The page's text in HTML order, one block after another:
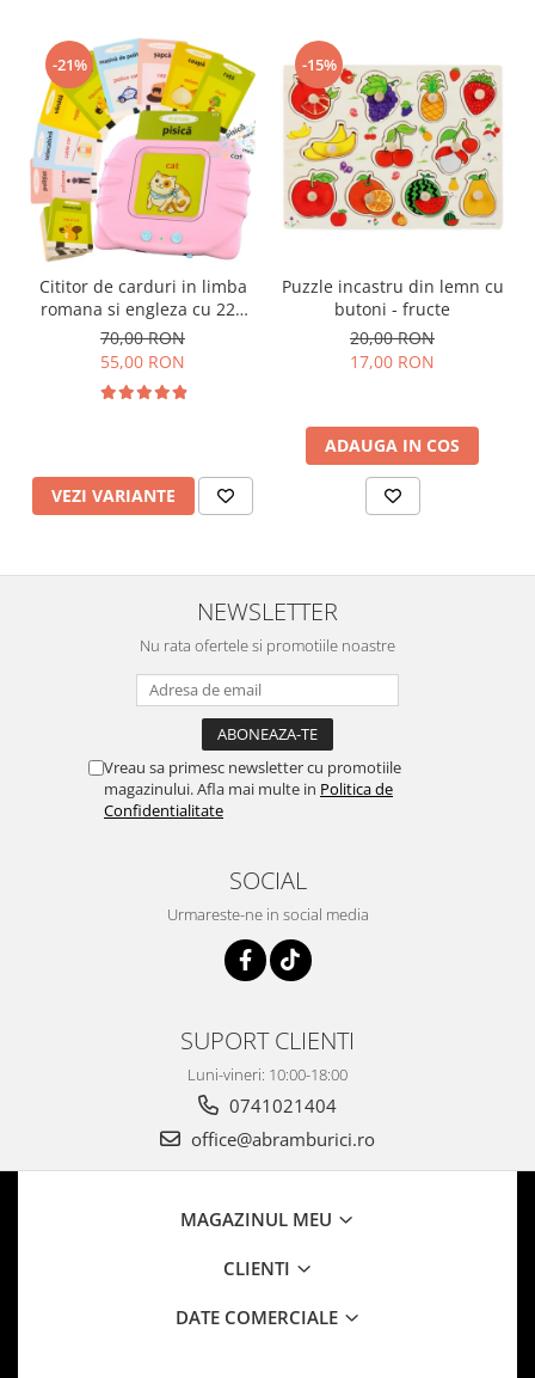
-21%
Cititor de carduri in limba
romana si engleza cu 224
de imagini si sunete,
incarcare USB
70,00 RON
55,00 RON
VEZI VARIANTE
-15%
Puzzle incastru din lemn cu
butoni - fructe
20,00 RON
17,00 RON
ADAUGA IN COS
NEWSLETTER
Nu rata ofertele si promotiile noastre
Vreau sa primesc newsletter cu promotiile
magazinului. Afla mai multe in Politica de
Confidentialitate
SOCIAL
Urmareste-ne in social media
SUPORT CLIENTI
Luni-vineri: 10:00-18:00
0741021404
office@abramburici.ro
MAGAZINUL MEU
CLIENTI
DATE COMERCIALE